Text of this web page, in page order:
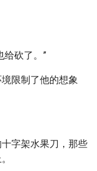
给砍了。”
限制了他的想象
字架水果刀，那些